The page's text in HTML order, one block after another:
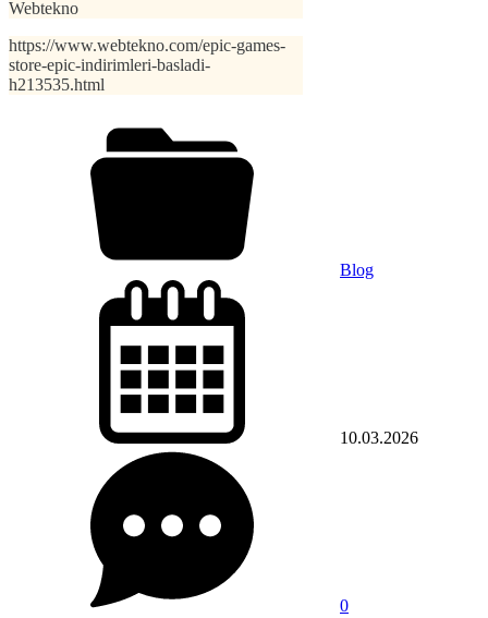
Webtekno
https://www.webtekno.com/epic-games-
store-epic-indirimleri-basladi-
h213535.html
Blog
10.03.2026
0